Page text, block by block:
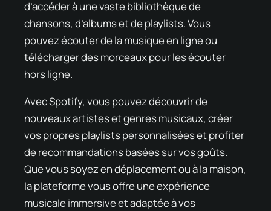
d’accéder à une vaste bibliothèque de
chansons, d’albums et de playlists. Vous
pouvez écouter de la musique en ligne ou
télécharger des morceaux pour les écouter
hors ligne.
Avec Spotify, vous pouvez découvrir de
nouveaux artistes et genres musicaux, créer
vos propres playlists personnalisées et profiter
de recommandations basées sur vos goûts.
Que vous soyez en déplacement ou à la maison,
la plateforme vous offre une expérience
musicale immersive et adaptée à vos